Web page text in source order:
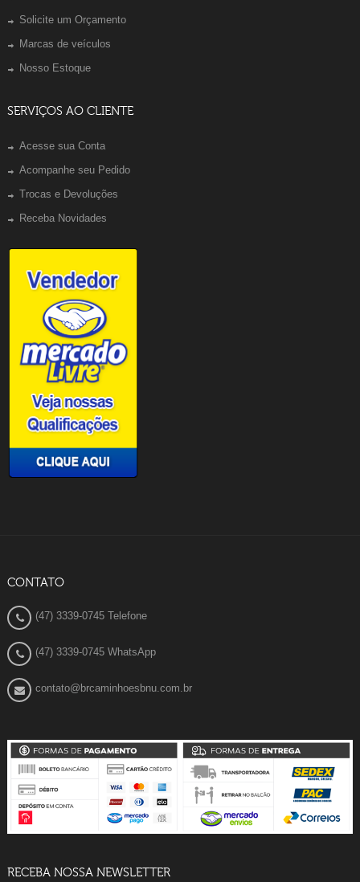
Solicite um Orçamento
Marcas de veículos
Nosso Estoque
SERVIÇOS AO CLIENTE
Acesse sua Conta
Acompanhe seu Pedido
Trocas e Devoluções
Receba Novidades
CONTATO
(47) 3339-0745 Telefone
(47) 3339-0745 WhatsApp
contato@brcaminhoesbnu.com.br
RECEBA NOSSA NEWSLETTER